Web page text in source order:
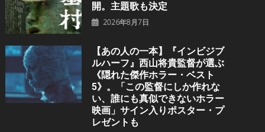
開。主題歌も決定
2026年8月7日
【あの人の一本】『インビジブ
ルハーフ』⻄⼭将貴監督が選ぶ
《隠れた傑作ホラー・ベスト
5》。「この監督にしか作れな
い、誰にも真似できないホラー
映画」サイン入りポスター・プ
レゼントも